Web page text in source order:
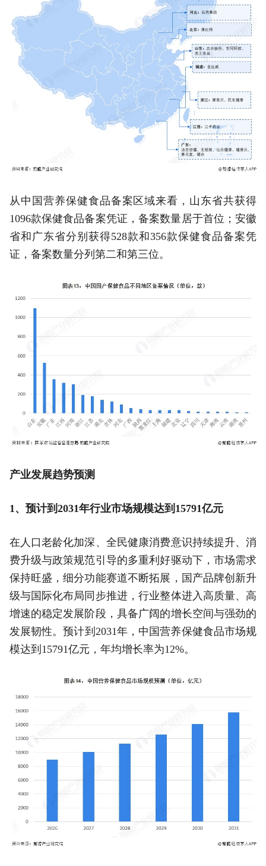
从中国营养保健食品备案区域来看，山东省共获得
1096款保健食品备案凭证，备案数量居于首位；安徽
省和广东省分别获得528款和356款保健食品备案凭
证，备案数量分列第二和第三位。
产业发展趋势预测
1、预计到2031年行业市场规模达到15791亿元
在人口老龄化加深、全民健康消费意识持续提升、消
费升级与政策规范引导的多重利好驱动下，市场需求
保持旺盛，细分功能赛道不断拓展，国产品牌创新升
级与国际化布局同步推进，行业整体进入高质量、高
增速的稳定发展阶段，具备广阔的增长空间与强劲的
发展韧性。预计到2031年，中国营养保健食品市场规
模达到15791亿元，年均增长率为12%。